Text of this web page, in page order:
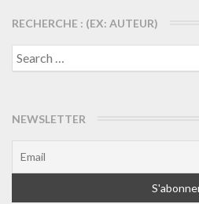
RECHERCHE : (EX: AUTEUR)
Search
for:
NEWSLETTER